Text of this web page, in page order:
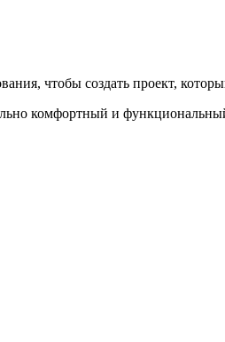
чтобы создать проект,
комфортный и